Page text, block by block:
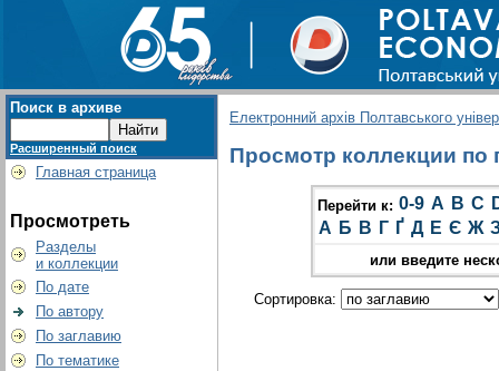
Поиск в архиве
Расширенный поиск
Главная страница
Просмотреть
Разделы
и коллекции
По дате
По автору
По заглавию
По тематике
Електронний архів Полтавського
Просмотр коллекции по
Перейти к: 0-9 A B C
А Б В Г Ґ Д Е Є Ж
или введите
Сортировка: